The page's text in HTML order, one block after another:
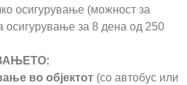
осигурување (можност за
осигурување за 8 дена од 250
во објектот (со автобус или